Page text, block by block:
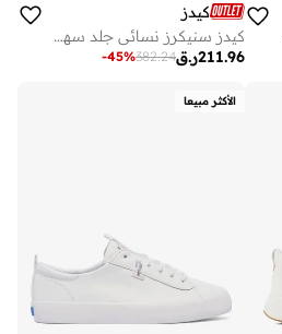
كيدز
كيدز سنيكرز نسائي جلد سهل الارتداء بني
ر.ق211.96
382.24
-45%
الأكثر مبيعا